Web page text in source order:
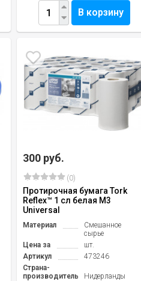
В корзину
300 руб.
(0)
Протирочная бумага Tork
Reflex™ 1 сл белая M3
Universal
Материал
Смешанное
сырье
Цена за
шт.
Артикул
473246
Страна-
производитель
Нидерланды